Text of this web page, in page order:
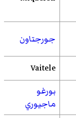
جورجتاون
Vaitele
بورغو
ماجيوري